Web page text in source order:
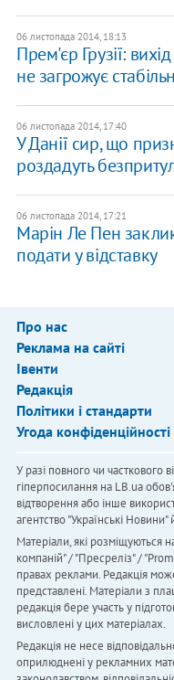
06 листопада 2014, 18:13
Прем'єр Грузії:
не загрожує
06 листопада 2014, 17:40
У Данії сир, що
роздадуть
06 листопада 2014, 17:21
Марін Ле Пен
подати у відставку
Про нас
Реклама на сайті
Івенти
Редакція
Політики і стандарти
Угода конфіденційності
У разі повного чи часткового
гіперпосилання на LB.ua
відтворення або інше
агентство "Українськi
Матеріали, які розміщуються
компаній" / "Пресреліз" /
правах реклами. Редакція
представлені. Матеріали з
редакція бере участь у
висловлені у цих матеріалах.
Редакція не несе
оприлюднені у рекламних